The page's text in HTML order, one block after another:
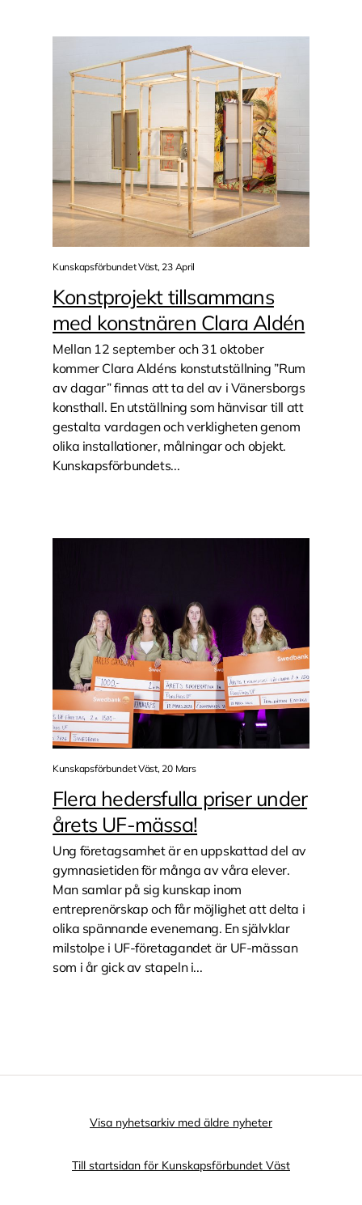
Kunskapsförbundet Väst, 23 April
Konstprojekt tillsammans
med konstnären Clara Aldén
Mellan 12 september och 31 oktober
kommer Clara Aldéns konstutställning ”Rum
av dagar” finnas att ta del av i Vänersborgs
konsthall. En utställning som hänvisar till att
gestalta vardagen och verkligheten genom
olika installationer, målningar och objekt.
Kunskapsförbundets...
Kunskapsförbundet Väst, 20 Mars
Flera hedersfulla priser under
årets UF-mässa!
Ung företagsamhet är en uppskattad del av
gymnasietiden för många av våra elever.
Man samlar på sig kunskap inom
entreprenörskap och får möjlighet att delta i
olika spännande evenemang. En självklar
milstolpe i UF-företagandet är UF-mässan
som i år gick av stapeln i...
Visa nyhetsarkiv med äldre nyheter
Till startsidan för Kunskapsförbundet Väst